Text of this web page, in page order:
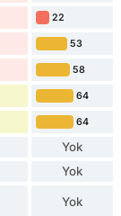
22
53
58
64
64
Yok
Yok
Yok